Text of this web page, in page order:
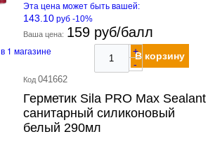
Эта цена может быть вашей:
143.10 руб -10%
Ваша цена: 159 руб/балл
в 1 магазине
+
-
В корзину
Код 041662
Герметик Sila PRO Max Sealant
санитарный силиконовый
белый 290мл